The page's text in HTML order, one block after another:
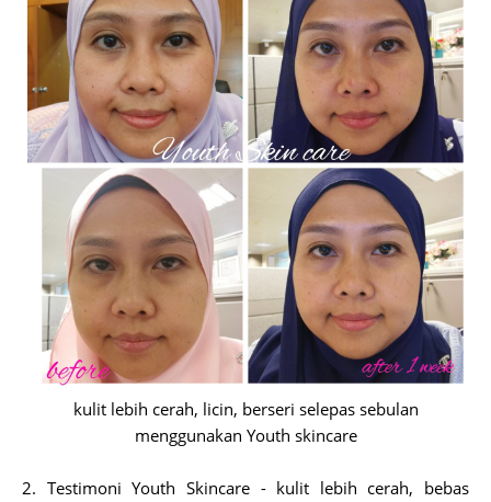
kulit lebih cerah, licin, berseri selepas sebulan
menggunakan Youth skincare
2. Testimoni Youth Skincare - kulit lebih cerah, bebas